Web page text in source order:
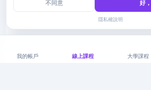
我的帳戶 線上課程 大學課程
不同意 好
隱私權說明